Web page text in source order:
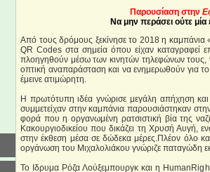
Παρουσίαση στην
Να μην περάσει ούτε
Από τους δρόμους ξεκίνησε το 2018 η καμπάνια
QR Codes στα σημεία όπου είχαν καταγραφεί
πλοηγηθούν μέσω των κινητών τηλεφώνων τους,
οπτική αναπαράσταση και να ενημερωθούν για
έμεινε ατιμώρητη.
Η πρωτότυπη ιδέα γνώρισε μεγάλη απήχηση
συμμετείχαν στην καμπάνια παρουσιάστηκαν
φορά που η οργανωμένη ρατσιστική βία της
Κακουργιοδικείου που δικάζει τη Χρυσή
στην έκθεση μέσα σε δώδεκα μέρες.Πλέον όλο
οργάνωση του Μιχαλολιάκου γνώριζε παταγώδη
Το Ιδρυμα Ρόζα Λούξεμπουργκ και η